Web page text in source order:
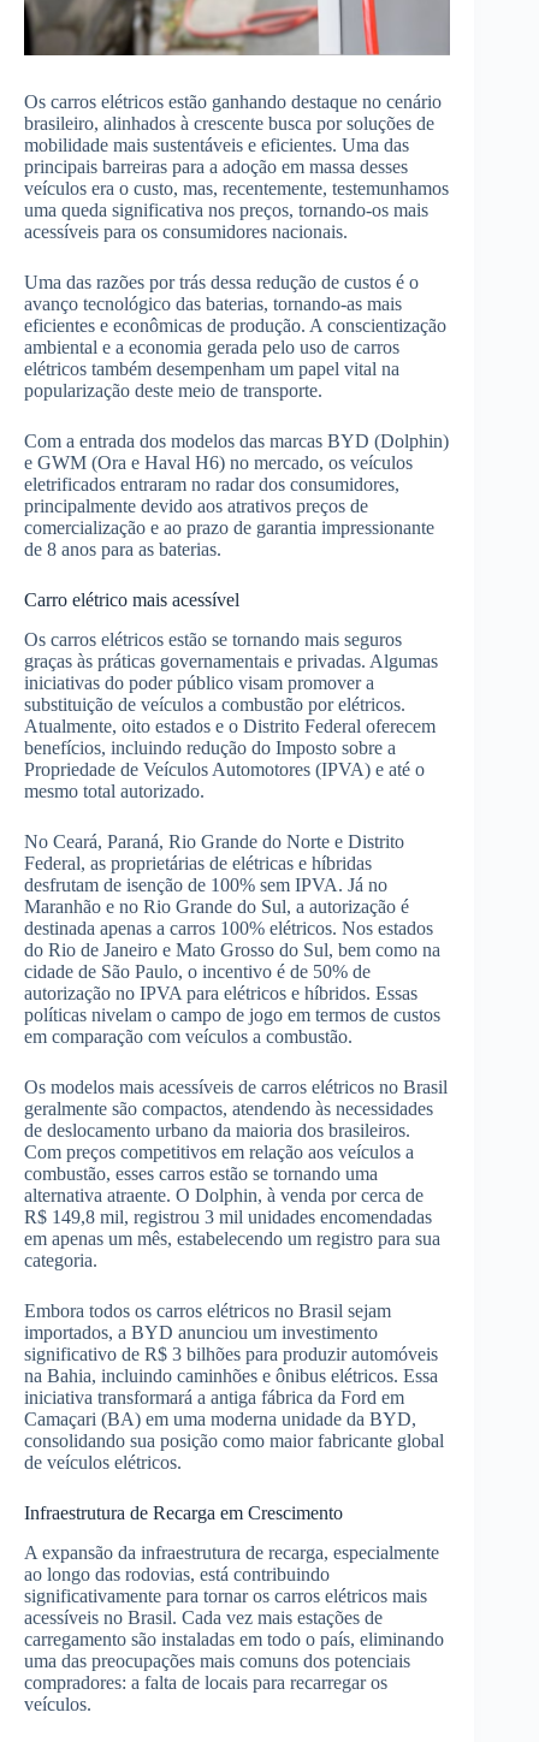
Os carros elétricos estão ganhando destaque no cenário
brasileiro, alinhados à crescente busca por soluções de
mobilidade mais sustentáveis ​​e eficientes. Uma das
principais barreiras para a adoção em massa desses
veículos era o custo, mas, recentemente, testemunhamos
uma queda significativa nos preços, tornando-os mais
acessíveis para os consumidores nacionais.
Uma das razões por trás dessa redução de custos é o
avanço tecnológico das baterias, tornando-as mais
eficientes e econômicas de produção. A conscientização
ambiental e a economia gerada pelo uso de carros
elétricos também desempenham um papel vital na
popularização deste meio de transporte.
Com a entrada dos modelos das marcas BYD (Dolphin)
e GWM (Ora e Haval H6) no mercado, os veículos
eletrificados entraram no radar dos consumidores,
principalmente devido aos atrativos preços de
comercialização e ao prazo de garantia impressionante
de 8 anos para as baterias.
Carro elétrico mais acessível
Os carros elétricos estão se tornando mais seguros
graças às práticas governamentais e privadas. Algumas
iniciativas do poder público visam promover a
substituição de veículos a combustão por elétricos.
Atualmente, oito estados e o Distrito Federal oferecem
benefícios, incluindo redução do Imposto sobre a
Propriedade de Veículos Automotores (IPVA) e até o
mesmo total autorizado.
No Ceará, Paraná, Rio Grande do Norte e Distrito
Federal, as proprietárias de elétricas e híbridas
desfrutam de isenção de 100% sem IPVA. Já no
Maranhão e no Rio Grande do Sul, a autorização é
destinada apenas a carros 100% elétricos. Nos estados
do Rio de Janeiro e Mato Grosso do Sul, bem como na
cidade de São Paulo, o incentivo é de 50% de
autorização no IPVA para elétricos e híbridos. Essas
políticas nivelam o campo de jogo em termos de custos
em comparação com veículos a combustão.
Os modelos mais acessíveis de carros elétricos no Brasil
geralmente são compactos, atendendo às necessidades
de deslocamento urbano da maioria dos brasileiros.
Com preços competitivos em relação aos veículos a
combustão, esses carros estão se tornando uma
alternativa atraente. O Dolphin, à venda por cerca de
R$ 149,8 mil, registrou 3 mil unidades encomendadas
em apenas um mês, estabelecendo um registro para sua
categoria.
Embora todos os carros elétricos no Brasil sejam
importados, a BYD anunciou um investimento
significativo de R$ 3 bilhões para produzir automóveis
na Bahia, incluindo caminhões e ônibus elétricos. Essa
iniciativa transformará a antiga fábrica da Ford em
Camaçari (BA) em uma moderna unidade da BYD,
consolidando sua posição como maior fabricante global
de veículos elétricos.
Infraestrutura de Recarga em Crescimento
A expansão da infraestrutura de recarga, especialmente
ao longo das rodovias, está contribuindo
significativamente para tornar os carros elétricos mais
acessíveis no Brasil. Cada vez mais estações de
carregamento são instaladas em todo o país, eliminando
uma das preocupações mais comuns dos potenciais
compradores: a falta de locais para recarregar os
veículos.